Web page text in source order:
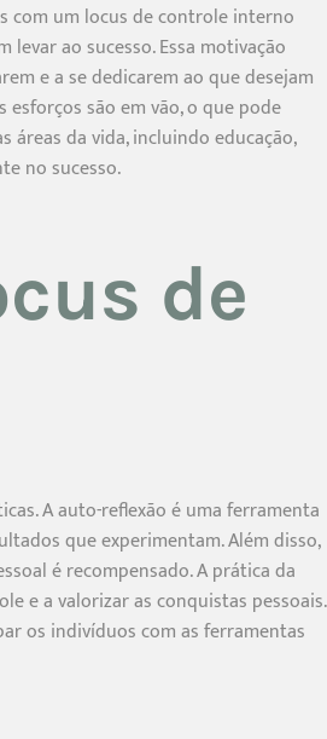
com um locus de controle interno
ao sucesso. Essa motivação
e a se dedicarem ao que desejam
são em vão, o que pode
áreas da vida, incluindo educação,
no sucesso.
de
A auto-reflexão é uma ferramenta
que experimentam. Além disso,
é recompensado. A prática da
e a valorizar as conquistas pessoais.
os indivíduos com as ferramentas